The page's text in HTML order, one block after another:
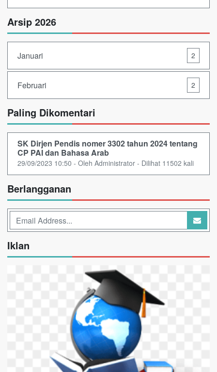
Arsip 2026
Januari 2
Februari 2
Paling Dikomentari
SK Dirjen Pendis nomer 3302 tahun 2024 tentang
CP PAI dan Bahasa Arab
29/09/2023 10:50 - Oleh Administrator - Dilihat 11502 kali
Berlangganan
Iklan